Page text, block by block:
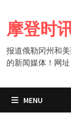
content
摩登时
报道俄勒冈州和
的新闻媒体！网
MENU